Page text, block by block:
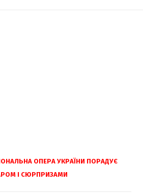
ОПЕРА УКРАЇНИ ПОРАДУЄ
І СЮРПРИЗАМИ